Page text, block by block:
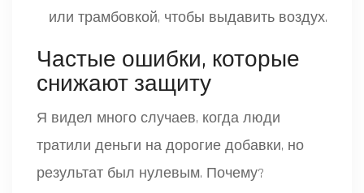
или трамбовкой, чтобы выдавить воздух.
Частые ошибки, которые
снижают защиту
Я видел много случаев, когда люди
тратили деньги на дорогие добавки, но
результат был нулевым. Почему?